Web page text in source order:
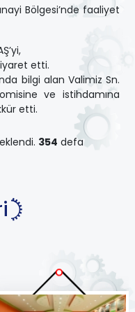
Bölgesi’nde faaliyet
etti.
bilgi alan Valimiz Sn.
ve istihdamına
etti.
354 defa